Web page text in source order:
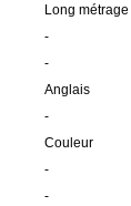
Long métrage
-
-
Anglais
-
Couleur
-
-